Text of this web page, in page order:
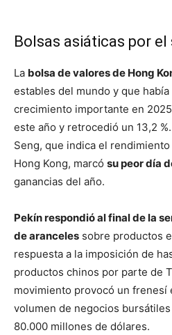
Bolsas asiáticas por el
La bolsa de valores de Hong
estables del mundo y que
crecimiento importante en
este año y retrocedió un 13,2
Seng, que indica el
Hong Kong, marcó su peor día
ganancias del año.
Pekín respondió al final de la
de aranceles sobre productos
respuesta a la imposición de
productos chinos por parte de
movimiento provocó un frenesí
volumen de negocios
80.000 millones de dólares.